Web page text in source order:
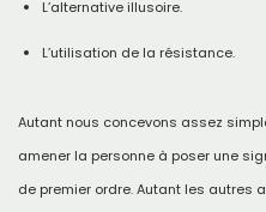
L’alternative illusoire.
L’utilisation de la résistance.
Autant nous concevons assez
amener la personne à poser une
de premier ordre. Autant les autres